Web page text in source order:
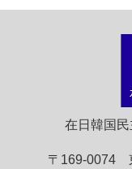
在日韓国民
〒169-0074